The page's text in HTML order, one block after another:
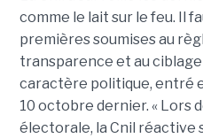
comme le lait sur le feu. Il
premières soumises au
transparence et au
caractère politique, entré
10 octobre dernier. « Lors
électorale, la Cnil réactive